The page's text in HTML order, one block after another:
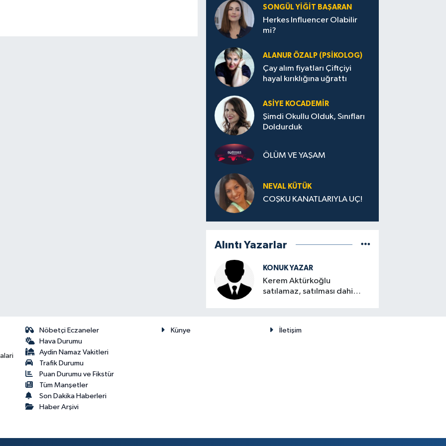
SONGÜL YIĞIT BAŞARAN
Herkes Influencer Olabilir
mi?
ALANUR ÖZALP (PSIKOLOG)
Çay alım fiyatları Çiftçiyi
hayal kırıklığına uğrattı
ASIYE KOCADEMİR
Şimdi Okullu Olduk, Sınıfları
Doldurduk
ÖLÜM VE YAŞAM
NEVAL KÜTÜK
COŞKU KANATLARIYLA UÇ!
Alıntı Yazarlar
KONUK YAZAR
Kerem Aktürkoğlu
satılamaz, satılması dahi
Nöbetçi Eczaneler
Hava Durumu
Aydin Namaz Vakitleri
Trafik Durumu
Puan Durumu ve Fikstür
Tüm Manşetler
Son Dakika Haberleri
Haber Arşivi
Künye İletişim